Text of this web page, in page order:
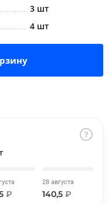
3 шт
4 шт
₽
28 августа
140,5 ₽
25